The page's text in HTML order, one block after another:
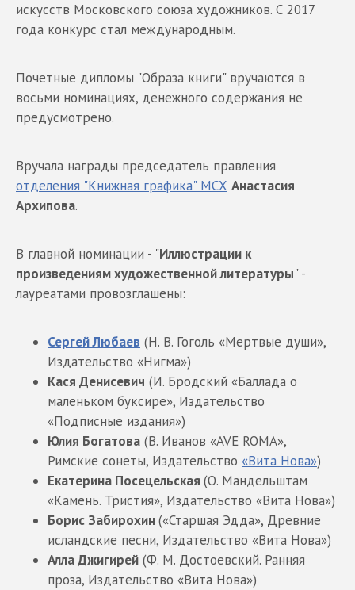
искусств Московского союза художников. С 2017
года конкурс стал международным.
Почетные дипломы "Образа книги" вручаются в
восьми номинациях, денежного содержания не
предусмотрено.
Вручала награды председатель правления
отделения "Книжная графика" МСХ Анастасия
Архипова.
В главной номинации - "Иллюстрации к
произведениям художественной литературы" -
лауреатами провозглашены:
Сергей Любаев (Н. В. Гоголь «Мертвые души»,
Издательство «Нигма»)
Кася Денисевич (И. Бродский «Баллада о
маленьком буксире», Издательство
«Подписные издания»)
Юлия Богатова (В. Иванов «AVE ROMA»,
Римские сонеты, Издательство «Вита Нова»)
Екатерина Посецельская (О. Мандельштам
«Камень. Тристия», Издательство «Вита Нова»)
Борис Забирохин(«Старшая Эдда», Древние
исландские песни, Издательство «Вита Нова»)
Алла Джигирей (Ф. М. Достоевский. Ранняя
проза, Издательство «Вита Нова»)